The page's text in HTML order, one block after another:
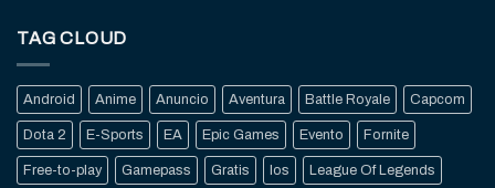
TAG CLOUD
Android Anime Anuncio Aventura Battle Royale Capcom
Dota 2 E-Sports EA Epic Games Evento Fornite
Free-to-play Gamepass Gratis Ios League Of Legends